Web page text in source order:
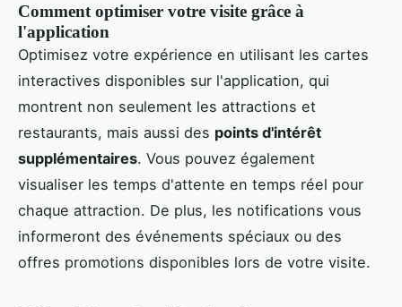
Comment optimiser votre visite grâce à
l'application
Optimisez votre expérience en utilisant les cartes
interactives disponibles sur l'application, qui
montrent non seulement les attractions et
restaurants, mais aussi des points d'intérêt
supplémentaires. Vous pouvez également
visualiser les temps d'attente en temps réel pour
chaque attraction. De plus, les notifications vous
informeront des événements spéciaux ou des
offres promotions disponibles lors de votre visite.